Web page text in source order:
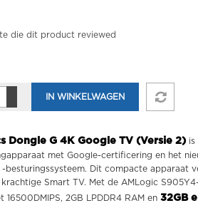
die dit product reviewed
IN WINKELWAGEN
Dongle G 4K Google TV (Versie 2)is
met Google-certificering en het
-besturingssysteem. Dit compacte apparaat
Smart TV. Met de AMLogic S905Y4-
16500DMIPS, 2GB LPDDR4 RAM en 32GB